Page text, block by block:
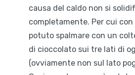
causa del caldo non si
completamente. Per cui
potuto spalmare con un
di cioccolato sui tre lati di
(ovviamente non sul lato